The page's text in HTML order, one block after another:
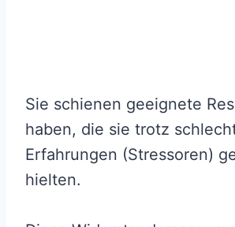
Sie schienen geeignete
haben, die sie trotz
Erfahrungen (Stressoren)
hielten.